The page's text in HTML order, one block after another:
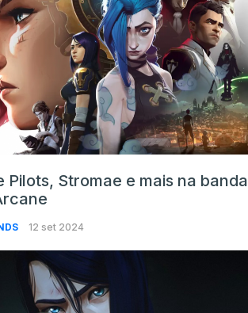
Pilots, Stromae e mais na banda
12 set 2024